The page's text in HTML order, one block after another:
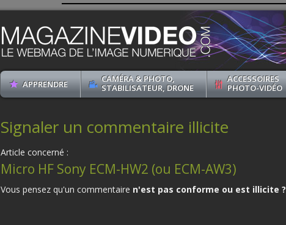
APPRENDRE
CAMÉRA & PHOTO,
STABILISATEUR, DRONE
ACCESSOIRES
PHOTO-VIDÉO
Signaler un commentaire illicite
Article concerné :
Micro HF Sony ECM-HW2 (ou ECM-AW3)
Vous pensez qu'un commentaire n'est pas conforme ou est illicite ?